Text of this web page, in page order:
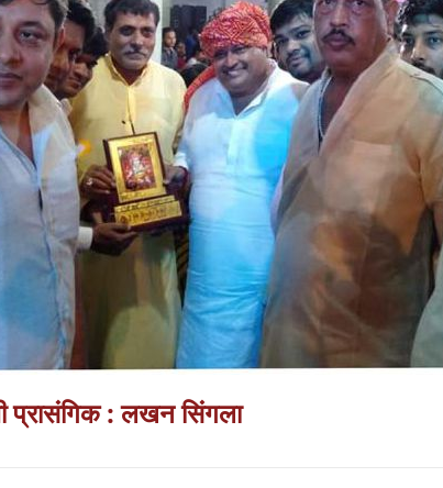
प्रासंगिक : लखन सिंगला